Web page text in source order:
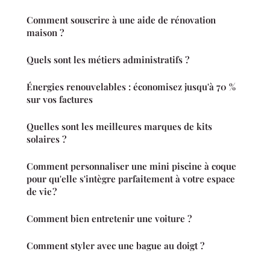
Comment souscrire à une aide de rénovation
maison ?
Quels sont les métiers administratifs ?
Énergies renouvelables : économisez jusqu'à 70 %
sur vos factures
Quelles sont les meilleures marques de kits
solaires ?
Comment personnaliser une mini piscine à coque
pour qu'elle s'intègre parfaitement à votre espace
de vie ?
Comment bien entretenir une voiture ?
Comment styler avec une bague au doigt ?